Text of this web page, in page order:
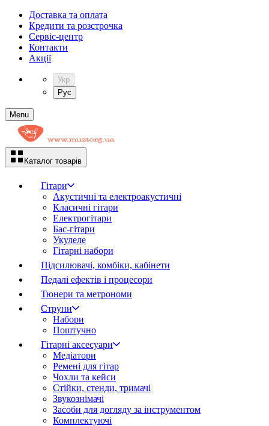
Доставка та оплата
Кредити та розстрочка
Сервіc-центр
Контакти
Акції
Укр
Рус
Menu
Каталог товарів
Гітари
Акустичні та електроакустичні
Класичні гітари
Електрогітари
Бас-гітари
Укулеле
Гітарні набори
Підсилювачі, комбіки, кабінети
Педалі ефектів і процесори
Тюнери та метрономи
Струни
Набори
Поштучно
Гітарні аксесуари
Медіатори
Ремені для гітар
Чохли та кейси
Стійки, стенди, тримачі
Звукознімачі
Засоби для догляду за інструментом
Комплектуючі